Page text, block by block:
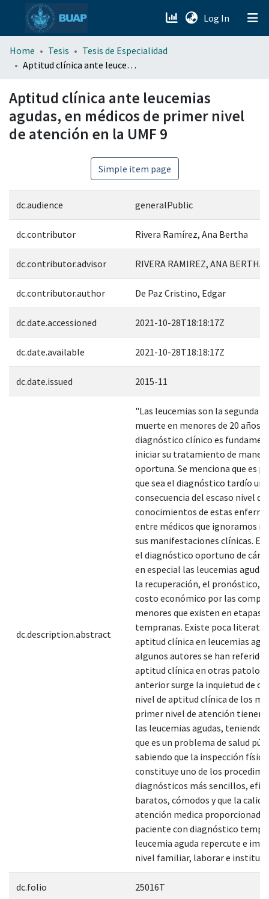
Log In (current)
menu.section.about_menu
Home Tesis
Tesis de Especialidad
Aptitud clínica ante leucemias agudas, en médicos de primer nivel de atención en la UMF 9
Aptitud clínica ante leucemias
agudas, en médicos de primer nivel
de atención en la UMF 9
Simple item page
dc.audience generalPublic
dc.contributor Rivera Ramírez, Ana Bertha
dc.contributor.advisor RIVERA RAMIREZ, ANA
dc.contributor.author De Paz Cristino, Edgar
dc.date.accessioned 2021-10-28T18:18:17Z
dc.date.available 2021-10-28T18:18:17Z
dc.date.issued 2015-11
dc.description.abstract
"Las leucemias son la segunda
muerte en menores de 20 años,
diagnóstico clínico es
iniciar su tratamiento de
oportuna. Se menciona que es
que sea el diagnóstico tardío una
consecuencia del escaso nivel de
conocimientos de estas
entre médicos que ignoramos
sus manifestaciones clínicas. Es
el diagnóstico oportuno de
en especial las leucemias
la recuperación, el pronóstico,
costo económico por las
menores que existen en etapas
tempranas. Existe poca
aptitud clínica en leucemias
algunos autores se han referido
aptitud clínica en otras
anterior surge la inquietud de
nivel de aptitud clínica de los
primer nivel de atención tienen
las leucemias agudas, teniendo
que es un problema de salud
sabiendo que la inspección física
constituye uno de los
diagnósticos más sencillos,
baratos, cómodos y que la
atención medica proporcionada
paciente con diagnóstico
leucemia aguda repercute e
nivel familiar, laborar e
dc.folio 25016T